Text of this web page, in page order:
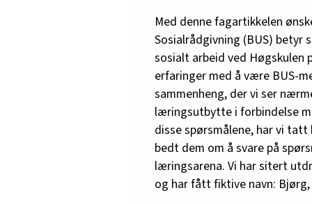
Med denne fagartikkelen
Sosialrådgivning (BUS)
sosialt arbeid ved Høgskulen
erfaringer med å være BUS-
sammenheng, der vi ser
læringsutbytte i forbindelse
disse spørsmålene, har vi
bedt dem om å svare på
læringsarena. Vi har sitert
og har fått fiktive navn: Bjørg,